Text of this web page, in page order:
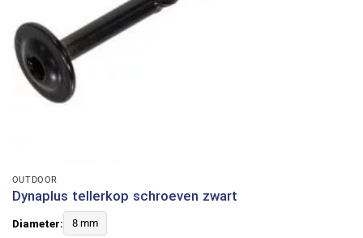
OUTDOOR
Dynaplus tellerkop schroeven zwart
Diameter: 8 mm